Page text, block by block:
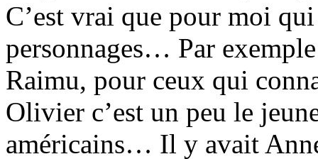
C’est vrai que pour moi
personnages… Par
Raimu, pour ceux qui
Olivier c’est un peu le
américains… Il y avait